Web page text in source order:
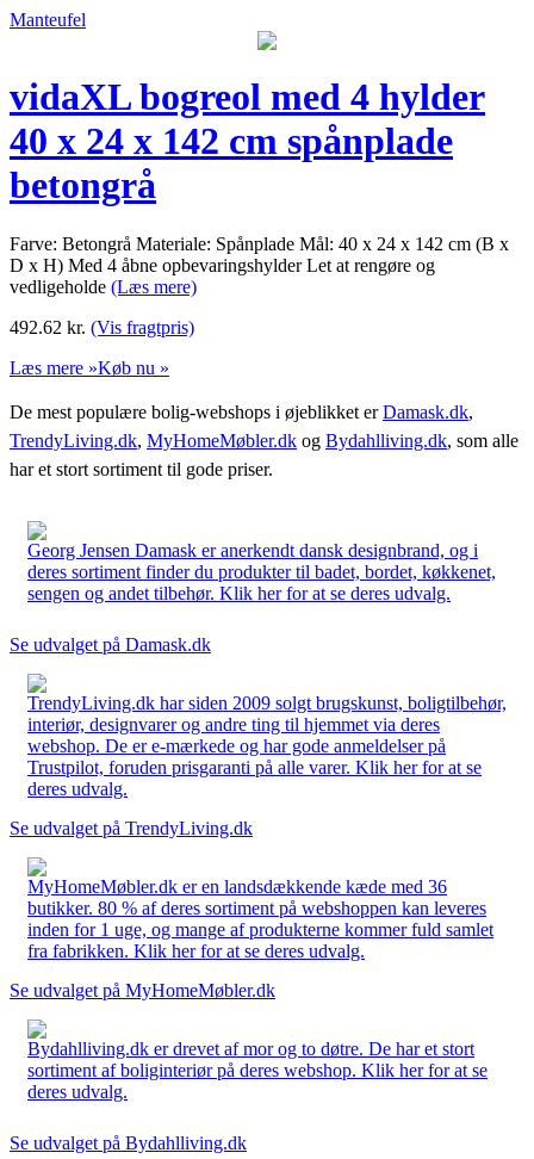
Manteufel
vidaXL bogreol med 4 hylder
40 x 24 x 142 cm spånplade
betongrå
Farve: Betongrå Materiale: Spånplade Mål: 40 x 24 x 142 cm (B x
D x H) Med 4 åbne opbevaringshylder Let at rengøre og
vedligeholde (Læs mere)
492.62 kr. (Vis fragtpris)
Læs mere »Køb nu »
De mest populære bolig-webshops i øjeblikket erDamask.dk,
TrendyLiving.dk, MyHomeMøbler.dk og Bydahlliving.dk, som alle
har et stort sortiment til gode priser.
Georg Jensen Damask er anerkendt dansk designbrand, og i
deres sortiment finder du produkter til badet, bordet, køkkenet,
sengen og andet tilbehør. Klik her for at se deres udvalg.
Se udvalget på Damask.dk
TrendyLiving.dk har siden 2009 solgt brugskunst, boligtilbehør,
interiør, designvarer og andre ting til hjemmet via deres
webshop. De er e-mærkede og har gode anmeldelser på
Trustpilot, foruden prisgaranti på alle varer. Klik her for at se
deres udvalg.
Se udvalget på TrendyLiving.dk
MyHomeMøbler.dk er en landsdækkende kæde med 36
butikker. 80 % af deres sortiment på webshoppen kan leveres
inden for 1 uge, og mange af produkterne kommer fuld samlet
fra fabrikken. Klik her for at se deres udvalg.
Se udvalget på MyHomeMøbler.dk
Bydahlliving.dk er drevet af mor og to døtre. De har et stort
sortiment af boliginteriør på deres webshop. Klik her for at se
deres udvalg.
Se udvalget på Bydahlliving.dk